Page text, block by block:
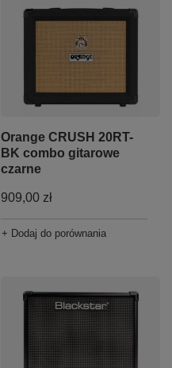
Orange CRUSH 20RT-
BK combo gitarowe
czarne
909,00 zł
+ Dodaj do porównania